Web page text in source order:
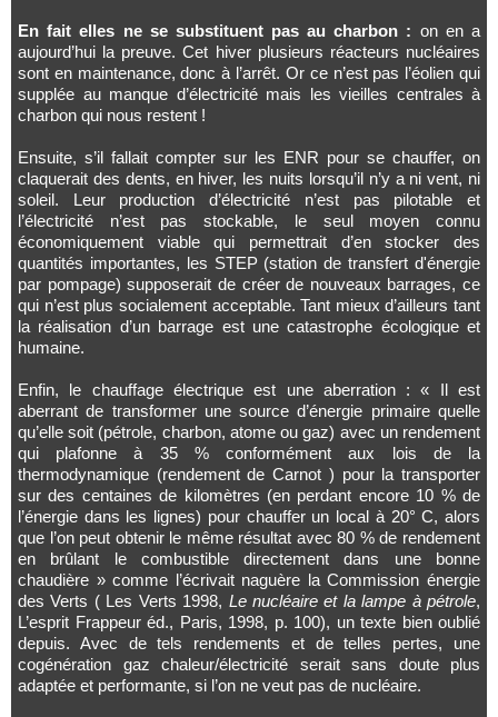
En fait elles ne se substituent pas au charbon : on en a
aujourd’hui la preuve. Cet hiver plusieurs réacteurs nucléaires
sont en maintenance, donc à l’arrêt. Or ce n’est pas l’éolien qui
supplée au manque d’électricité mais les vieilles centrales à
charbon qui nous restent !
Ensuite, s’il fallait compter sur les ENR pour se chauffer, on
claquerait des dents, en hiver, les nuits lorsqu’il n’y a ni vent, ni
soleil. Leur production d’électricité n’est pas pilotable et
l’électricité n’est pas stockable, le seul moyen connu
économiquement viable qui permettrait d’en stocker des
quantités importantes, les STEP (station de transfert d'énergie
par pompage) supposerait de créer de nouveaux barrages, ce
qui n’est plus socialement acceptable. Tant mieux d’ailleurs tant
la réalisation d’un barrage est une catastrophe écologique et
humaine.
Enfin, le chauffage électrique est une aberration : « Il est
aberrant de transformer une source d’énergie primaire quelle
qu’elle soit (pétrole, charbon, atome ou gaz) avec un rendement
qui plafonne à 35 % conformément aux lois de la
thermodynamique (rendement de Carnot ) pour la transporter
sur des centaines de kilomètres (en perdant encore 10 % de
l’énergie dans les lignes) pour chauffer un local à 20° C, alors
que l’on peut obtenir le même résultat avec 80 % de rendement
en brûlant le combustible directement dans une bonne
chaudière » comme l’écrivait naguère la Commission énergie
des Verts ( Les Verts 1998, Le nucléaire et la lampe à pétrole,
L’esprit Frappeur éd., Paris, 1998, p. 100), un texte bien oublié
depuis. Avec de tels rendements et de telles pertes, une
cogénération gaz chaleur/électricité serait sans doute plus
adaptée et performante, si l’on ne veut pas de nucléaire.